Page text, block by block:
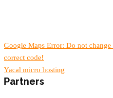
Google Maps Error: Do not
correct code!
Yacal micro hosting
Partners